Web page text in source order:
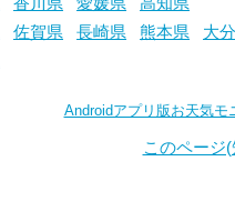
佐賀県 長崎県 熊本県 大
Androidアプリ版お天気モ
このページ